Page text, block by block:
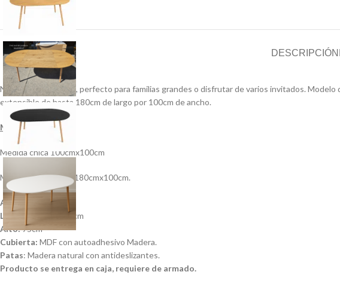
DESCRIPCIÓN
Nuevo modelo único, perfecto para familias grandes o disfrutar de varios invitados.
extensible de hasta 180cm de largo por 100cm de ancho.
Medidas:
Medida chica 100cmx100cm
Medida más grande 180cmx100cm.
Ancho:
100cm
Largo
100cm / 180cm
Alto:75cm
Cubierta: MDF con autoadhesivo Madera.
Patas: Madera natural con antideslizantes.
Producto se entrega en caja, requiere de armado.